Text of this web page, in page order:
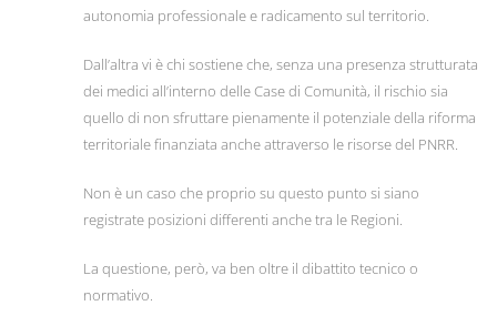
autonomia professionale e radicamento sul territorio.
Dall’altra vi è chi sostiene che, senza una presenza strutturata
dei medici all’interno delle Case di Comunità, il rischio sia
quello di non sfruttare pienamente il potenziale della riforma
territoriale finanziata anche attraverso le risorse del PNRR.
Non è un caso che proprio su questo punto si siano
registrate posizioni differenti anche tra le Regioni.
La questione, però, va ben oltre il dibattito tecnico o
normativo.